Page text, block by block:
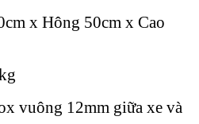
x Hông 50cm x Cao
vuông 12mm giữa xe và